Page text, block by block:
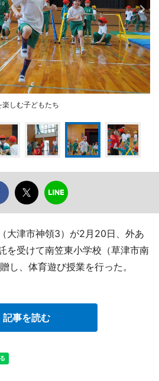
しむ子どもたち
大津市神領3）が2月20日、外あ
を受けて南笠東小学校（草津市南
し、体育遊び授業を行った。
記事を読む